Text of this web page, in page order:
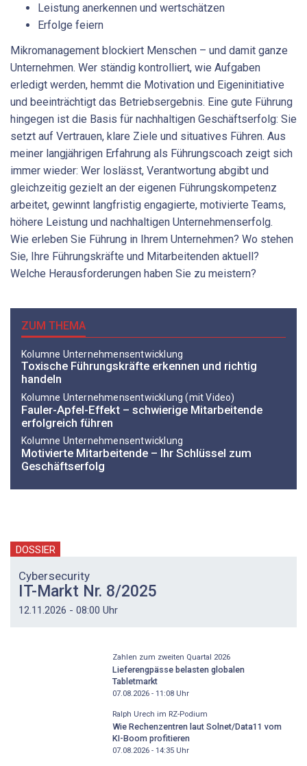
Leistung anerkennen und wertschätzen
Erfolge feiern
Mikromanagement blockiert Menschen – und damit ganze
Unternehmen. Wer ständig kontrolliert, wie Aufgaben
erledigt werden, hemmt die Motivation und Eigeninitiative
und beeinträchtigt das Betriebsergebnis. Eine gute Führung
hingegen ist die Basis für nachhaltigen Geschäftserfolg: Sie
setzt auf Vertrauen, klare Ziele und situatives Führen. Aus
meiner langjährigen Erfahrung als Führungscoach zeigt sich
immer wieder: Wer loslässt, Verantwortung abgibt und
gleichzeitig gezielt an der eigenen Führungskompetenz
arbeitet, gewinnt langfristig engagierte, motivierte Teams,
höhere Leistung und nachhaltigen Unternehmenserfolg.
Wie erleben Sie Führung in Ihrem Unternehmen? Wo stehen
Sie, Ihre Führungskräfte und Mitarbeitenden aktuell?
Welche Herausforderungen haben Sie zu meistern?
ZUM THEMA
Kolumne Unternehmensentwicklung
Toxische Führungskräfte erkennen und richtig
handeln
Kolumne Unternehmensentwicklung (mit Video)
Fauler-Apfel-Effekt – schwierige Mitarbeitende
erfolgreich führen
Kolumne Unternehmensentwicklung
Motivierte Mitarbeitende – Ihr Schlüssel zum
Geschäftserfolg
DOSSIER
Cybersecurity
IT-Markt Nr. 8/2025
12.11.2026 - 08:00 Uhr
Zahlen zum zweiten Quartal 2026
Lieferengpässe belasten globalen
Tabletmarkt
07.08.2026 - 11:08Uhr
Ralph Urech im RZ-Podium
Wie Rechenzentren laut Solnet/Data11 vom
KI-Boom profitieren
07.08.2026 - 14:35Uhr